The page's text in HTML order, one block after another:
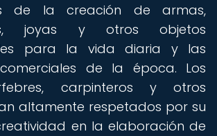
de la creación de armas,
joyas y otros objetos
para la vida diaria y las
de la época. Los
carpinteros y otros
altamente respetados por su
en la elaboración de